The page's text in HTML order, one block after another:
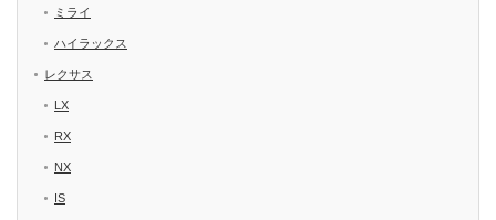
ミライ
ハイラックス
レクサス
LX
RX
NX
IS